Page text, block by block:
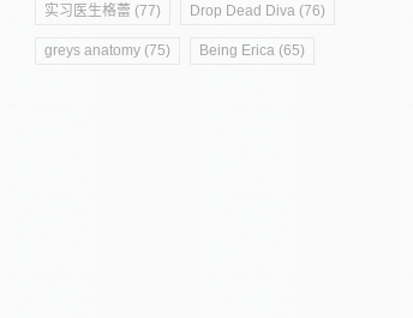
实习医生格蕾 (77) Drop Dead Diva (76)
greys anatomy (75) Being Erica (65)